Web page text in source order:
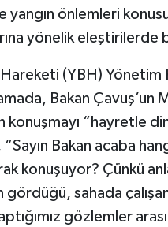
yangın önlemleri
yönelik eleştirilerde
Hareketi (YBH) Yönetim
Bakan Çavuş’un
konuşmayı “hayretle
Bakan acaba
konuşuyor? Çünkü
gördüğü, sahada
gözlemler